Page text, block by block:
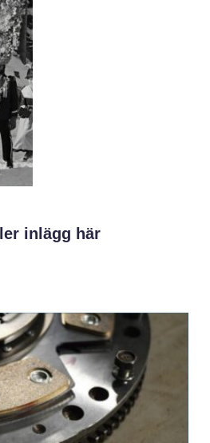
inlägg här